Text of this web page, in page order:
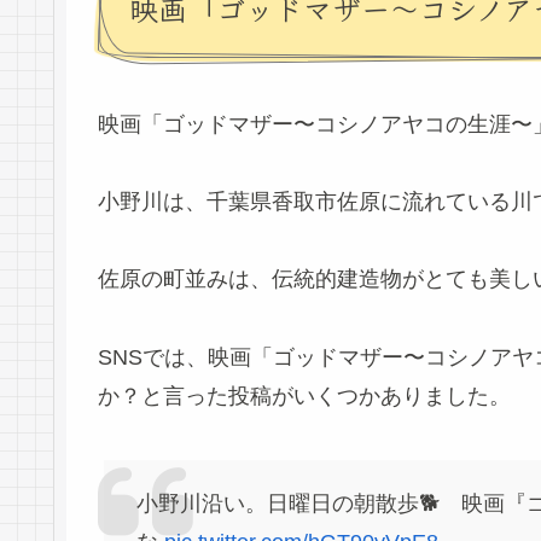
映画「ゴッドマザー〜コシノアヤコの生涯
小野川は、千葉県香取市佐原に流れている川
佐原の町並みは、伝統的建造物がとても美し
SNSでは、映画「ゴッドマザー〜コシノア
か？と言った投稿がいくつかありました。
小野川沿い。日曜日の朝散歩🐕 映画『